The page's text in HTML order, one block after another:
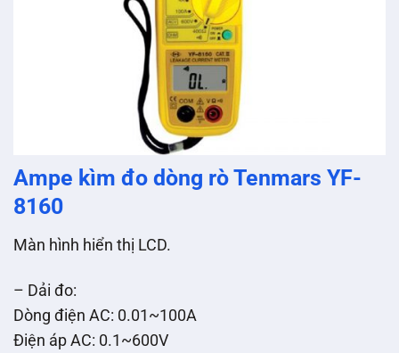
Ampe kìm đo dòng rò Tenmars YF-
8160
Màn hình hiển thị LCD.
– Dải đo:
Dòng điện AC: 0.01~100A
Điện áp AC: 0.1~600V